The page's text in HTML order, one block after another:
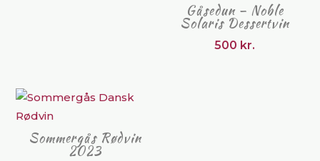
Gåsedun – Noble
Solaris Dessertvin
500 kr.
Sommergås Rødvin
2023